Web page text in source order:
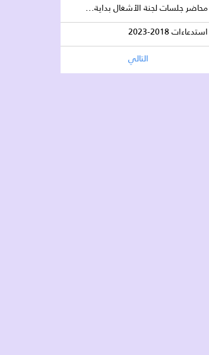
محاضر جلسات لجنة الأشغال بداية...
استدعاءات 2018-2023
التالي